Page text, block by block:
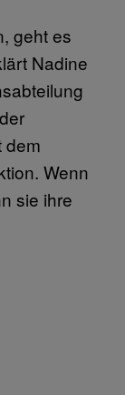
geht es
Nadine
dem
Wenn
sie ihre